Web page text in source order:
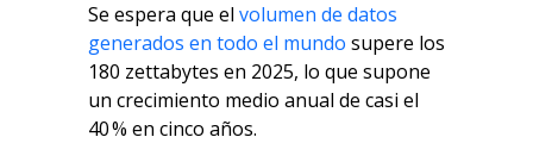
Se espera que el volumen de datos
generados en todo el mundo supere los
180 zettabytes en 2025, lo que supone
un crecimiento medio anual de casi el
40 % en cinco años.